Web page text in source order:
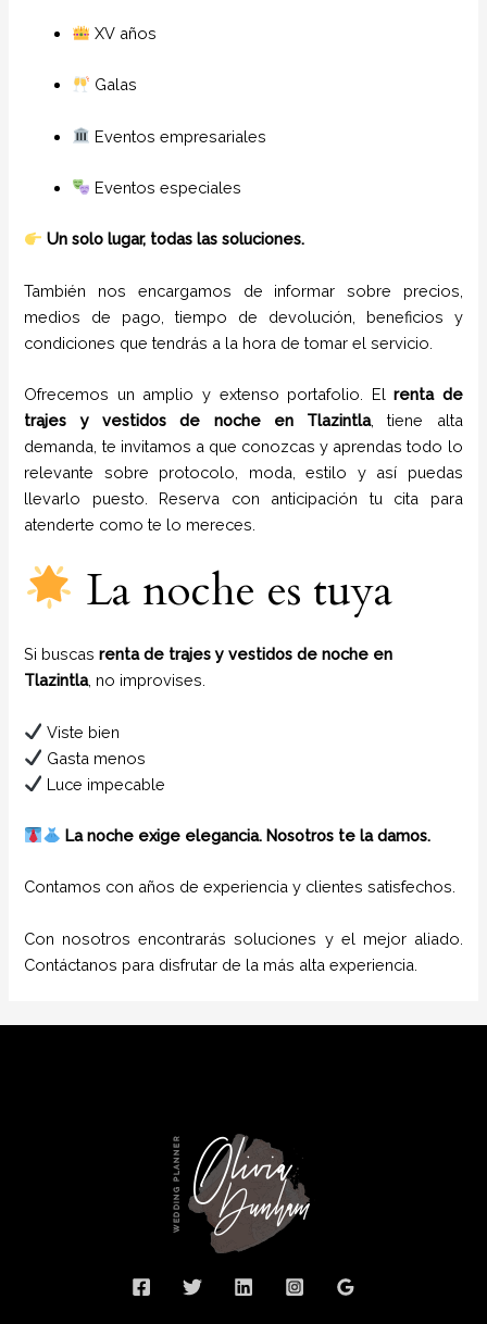
XV años
Galas
Eventos empresariales
Eventos especiales
Un solo lugar, todas las soluciones.
También nos encargamos de informar sobre precios,
medios de pago, tiempo de devolución, beneficios y
condiciones que tendrás a la hora de tomar el servicio.
Ofrecemos un amplio y extenso portafolio. Elrenta de
trajes y vestidos de nocheen Tlazintla, tiene alta
demanda, te invitamos a que conozcas y aprendas todo lo
relevante sobre protocolo, moda, estilo y así puedas
llevarlo puesto. Reserva con anticipación tu cita para
atenderte como te lo mereces.
La noche es tuya
Si buscasrenta de trajes y vestidos de noche en
Tlazintla, no improvises.
Viste bien
Gasta menos
Luce impecable
La noche exige elegancia. Nosotros te la damos.
Contamos con años de experiencia y clientes satisfechos.
Con nosotros encontrarás soluciones y el mejor aliado.
Contáctanos para disfrutar de la más alta experiencia.